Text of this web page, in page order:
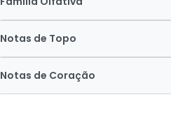
Notas de Topo
Notas de Coração